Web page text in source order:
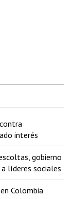
interés
gobierno
líderes sociales
Colombia